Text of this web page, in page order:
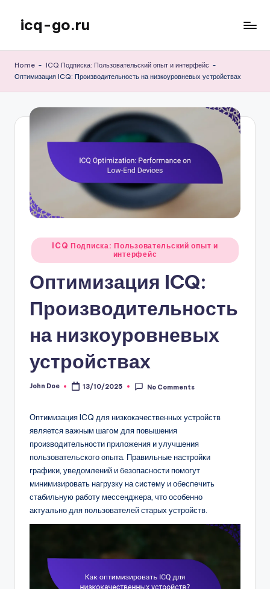
content
icq-go.ru
Home - ICQ Подписка: Пользовательский опыт и интерфейс -
Оптимизация ICQ: Производительность на низкоуровневых устройствах
Posted
in
ICQ Подписка: Пользовательский опыт и
интерфейс
Оптимизация ICQ:
Производительность
на низкоуровневых
устройствах
Posted
John Doe 13/10/2025 No Comments
Оптимизация ICQ для низкокачественных устройств
является важным шагом для повышения
производительности приложения и улучшения
пользовательского опыта. Правильные настройки
графики, уведомлений и безопасности помогут
минимизировать нагрузку на систему и обеспечить
стабильную работу мессенджера, что особенно
актуально для пользователей старых устройств.